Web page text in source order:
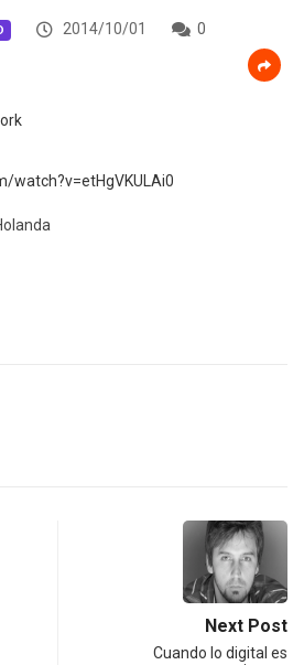
2014/10/01
0
watch?v=etHgVKULAi0
Next Post
Cuando lo digital es